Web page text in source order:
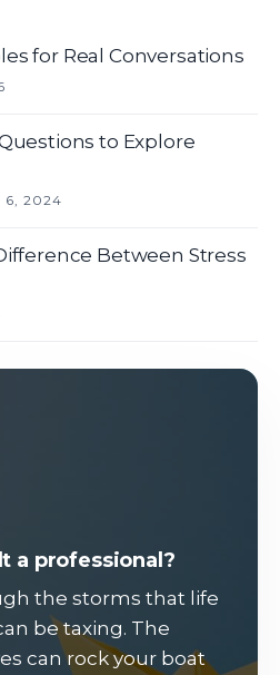
for Real Conversations
to Explore
6, 2024
Between Stress
a professional?
the storms that life
be taxing. The
can rock your boat